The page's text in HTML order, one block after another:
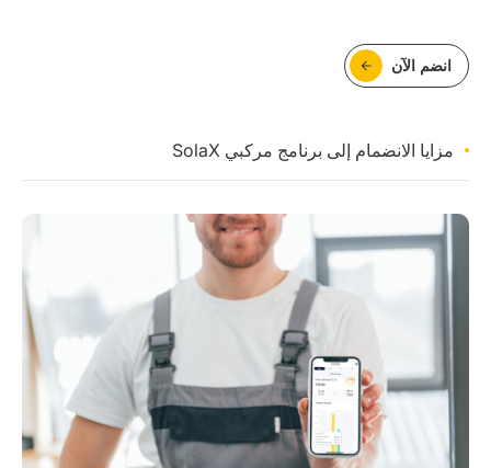
انضم الآن
مزايا الانضمام إلى برنامج مركبي SolaX